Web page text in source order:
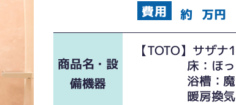
約 万円
商品名・設
備機器
【TOTO】サザ
床：ほっカ
浴槽：魔法
暖房換気扇